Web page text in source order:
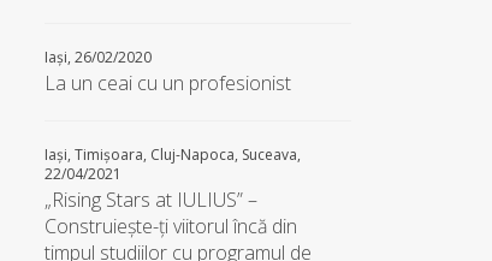
Iași, 26/02/2020
La un ceai cu un profesionist
Iași, Timișoara, Cluj-Napoca, Suceava,
22/04/2021
„Rising Stars at IULIUS” –
Construiește-ți viitorul încă din
timpul studiilor cu programul de